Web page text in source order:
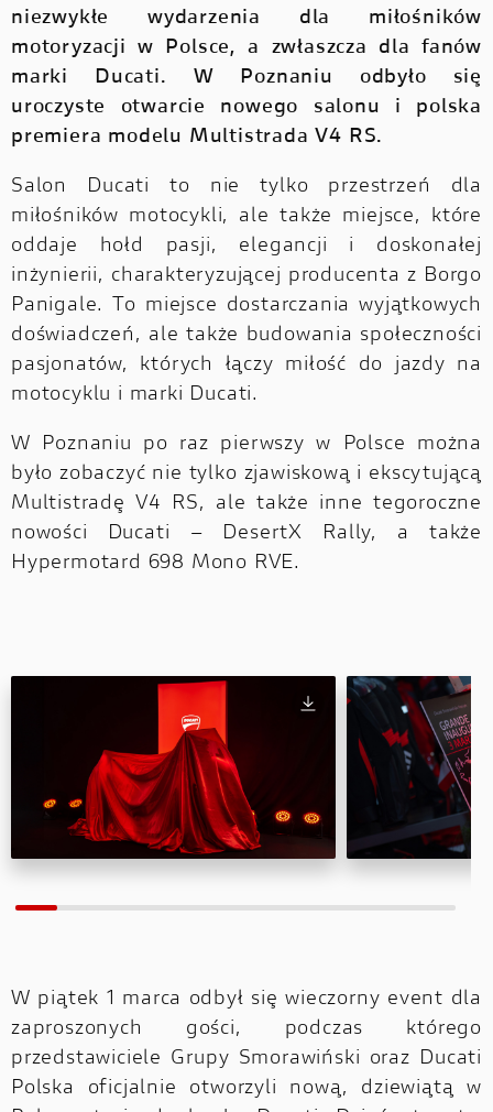
niezwykłe wydarzenia dla miłośników
motoryzacji w Polsce, a zwłaszcza dla fanów
marki Ducati. W Poznaniu odbyło się
uroczyste otwarcie nowego salonu i polska
premiera modelu Multistrada V4 RS.
Salon Ducati to nie tylko przestrzeń dla
miłośników motocykli, ale także miejsce, które
oddaje hołd pasji, elegancji i doskonałej
inżynierii, charakteryzującej producenta z Borgo
Panigale. To miejsce dostarczania wyjątkowych
doświadczeń, ale także budowania społeczności
pasjonatów, których łączy miłość do jazdy na
motocyklu i marki Ducati.
W Poznaniu po raz pierwszy w Polsce można
było zobaczyć nie tylko zjawiskową i ekscytującą
Multistradę V4 RS, ale także inne tegoroczne
nowości Ducati – DesertX Rally, a także
Hypermotard 698 Mono RVE.
W piątek 1 marca odbył się wieczorny event dla
zaproszonych gości, podczas którego
przedstawiciele Grupy Smorawiński oraz Ducati
Polska oficjalnie otworzyli nową, dziewiątą w